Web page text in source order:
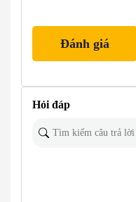
Hỏi đáp